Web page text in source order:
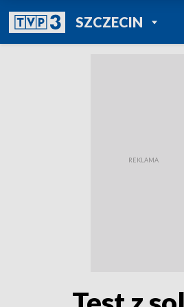
SZCZECINPOWRÓT DO
TVP REGIONY